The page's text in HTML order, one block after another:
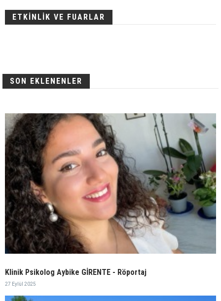
ETKİNLİK VE FUARLAR
SON EKLENENLER
Klinik Psikolog Aybike GİRENTE - Röportaj
27 Eylül 2025